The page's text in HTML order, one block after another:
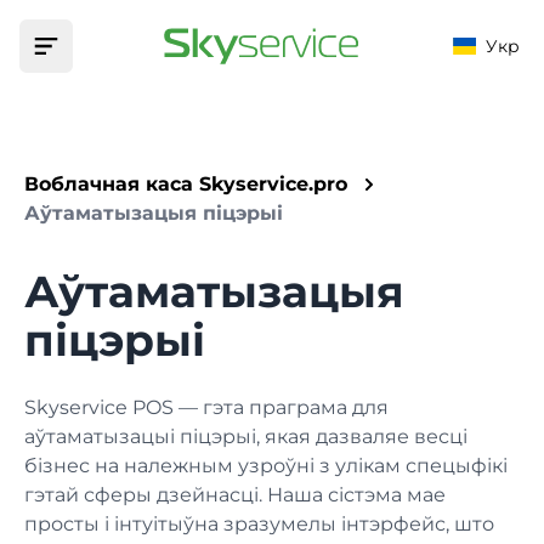
Укр
Прадукт
Фіскалізацыя
Фіскалізуйце свае грашовыя аперацыі
Тавары, тэхналагічныя карты і мадыфікатары
Маркетынг
Кліенты, бонусы, акцыі і зніжкі
УСТАНОВЫ
Бар
Кафэ
Кафэ
Цэны
Падтрымка
База ведаў
Дапаможа знайсці адказ на любое пытанне
Прыкладанні
Запампуйце праграму на сваю прыладу
Воблачная каса Skyservice.pro
Аўтаматызацыя піцэрыі
Аўтаматызацыя
піцэрыі
Skyservice POS — гэта праграма для
аўтаматызацыі піцэрыі, якая дазваляе весці
бізнес на належным узроўні з улікам спецыфікі
гэтай сферы дзейнасці. Наша сістэма мае
просты і інтуітыўна зразумелы інтэрфейс, што